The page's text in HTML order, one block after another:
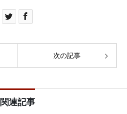
次の記事
関連記事